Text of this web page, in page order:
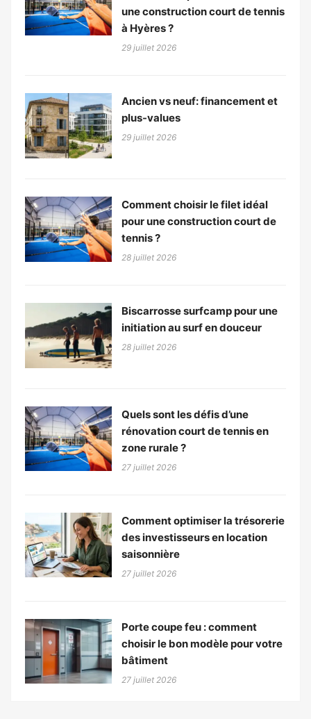
une construction court de tennis
à Hyères ?
29 juillet 2026
Ancien vs neuf: financement et
plus-values
29 juillet 2026
Comment choisir le filet idéal
pour une construction court de
tennis ?
28 juillet 2026
Biscarrosse surfcamp pour une
initiation au surf en douceur
28 juillet 2026
Quels sont les défis d’une
rénovation court de tennis en
zone rurale ?
27 juillet 2026
Comment optimiser la trésorerie
des investisseurs en location
saisonnière
27 juillet 2026
Porte coupe feu : comment
choisir le bon modèle pour votre
bâtiment
27 juillet 2026